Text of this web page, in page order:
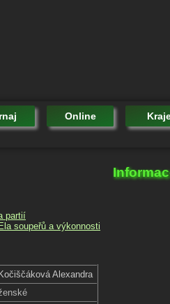
Online
partií
soupeřů a výkonnosti
Alexandra